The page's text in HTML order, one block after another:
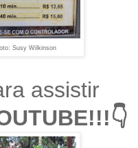
Susy Wilkinson
assistir
!!!👇